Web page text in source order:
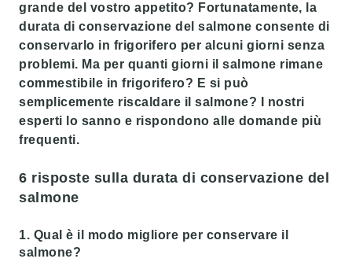
grande del vostro appetito? Fortunatamente, la
durata di conservazione del salmone consente di
conservarlo in frigorifero per alcuni giorni senza
problemi. Ma per quanti giorni il salmone rimane
commestibile in frigorifero? E si può
semplicemente riscaldare il salmone? I nostri
esperti lo sanno e rispondono alle domande più
frequenti.
6 risposte sulla durata di conservazione del
salmone
1. Qual è il modo migliore per conservare il
salmone?